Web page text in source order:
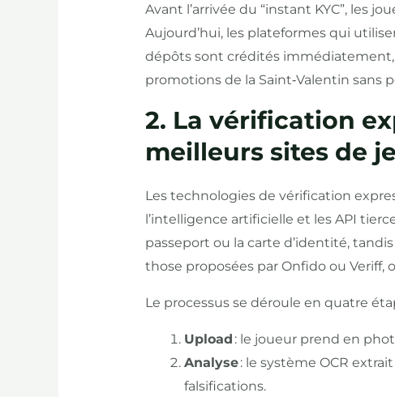
Avant l’arrivée du “instant KYC”, les
Aujourd’hui, les plateformes qui
dépôts sont crédités
promotions de la Saint‑Valentin sans
2. La vérification
meilleurs sites de
Les technologies de vérification
l’intelligence artificielle et les API
passeport ou la carte d’identité,
those proposées par Onfido ou Veriff,
Le processus se déroule en quatre
Upload : le joueur prend en
Analyse: le système OCR
falsifications.